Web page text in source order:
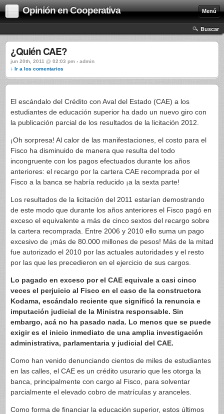
Opinión en Cooperativa Menú
Buscar
¿Quién CAE?
jun 20th, 2011 @ 02:03 pm › admin
↓ Ir a los comentarios
El escándalo del Crédito con Aval del Estado (CAE) a los
estudiantes de educación superior ha dado un nuevo giro con
la publicación parcial de los resultados de la licitación 2012.
¡Oh sorpresa! Al calor de las manifestaciones, el costo para el
Fisco ha disminuido de manera que resulta del todo
incongruente con los pagos efectuados durante los años
anteriores: el recargo por la cartera CAE recomprada por el
Fisco a la banca se habría reducido ¡a la sexta parte!
Los resultados de la licitación del 2011 estarían demostrando
de este modo que durante los años anteriores el Fisco pagó en
exceso el equivalente a más de cinco sextos del recargo sobre
la cartera recomprada. Entre 2006 y 2010 ello suma un pago
excesivo de ¡más de 80.000 millones de pesos! Más de la mitad
fue autorizado el 2010 por las actuales autoridades y el resto
por las que les precedieron en el ejercicio de sus cargos.
Lo pagado en exceso por el CAE equivale a casi cinco
veces el perjuicio al Fisco en el caso de la constructora
Kodama, escándalo reciente que significó la renuncia e
imputación judicial de la Ministra responsable. Sin
embargo, acá no ha pasado nada. Lo menos que se puede
exigir es el inicio inmediato de una amplia investigación
administrativa, parlamentaria y judicial del CAE.
Como han venido denunciando cientos de miles de estudiantes
en las calles, el CAE es un crédito usurario que les otorga la
banca, principalmente con cargo al Fisco, para solventar
parcialmente el elevado cobro de matrículas y aranceles.
Como forma de financiar la educación superior, estos últimos